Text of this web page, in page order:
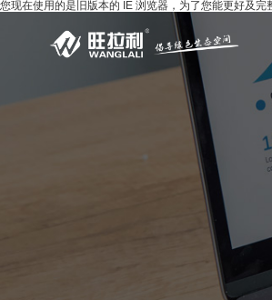
您现在使用的是旧版本的 IE 浏览器，为了您能更好及完